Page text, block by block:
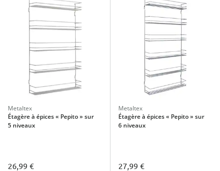
Metaltex
Étagère à épices « Pepito » sur
5 niveaux
26,99 €
Metaltex
Étagère à épices « Pepito » sur
6 niveaux
27,99 €